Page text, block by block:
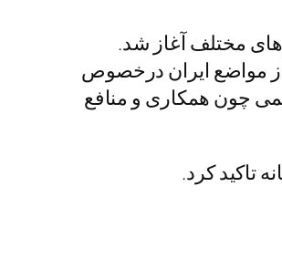
از کشورهای مختلف آغاز شد.
از مواضع ایران درخصوص
چون همکاری و منافع
تاکید کرد.